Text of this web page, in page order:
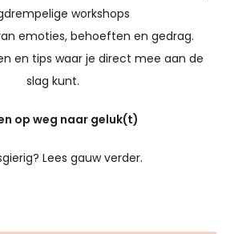
workshops
emoties, behoeften en gedrag.
en tips waar je direct mee aan de
slag kunt.
op weg naar geluk(t)
Lees gauw verder.